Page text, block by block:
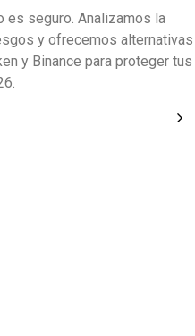
es seguro. Analizamos la
y ofrecemos alternativas
y Binance para proteger tus